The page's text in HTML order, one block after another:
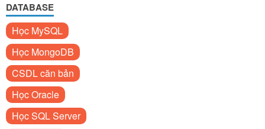
DATABASE
Học MySQL
Học MongoDB
CSDL căn bản
Học Oracle
Học SQL Server